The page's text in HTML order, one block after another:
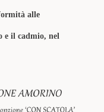
alle
e il cadmio, nel